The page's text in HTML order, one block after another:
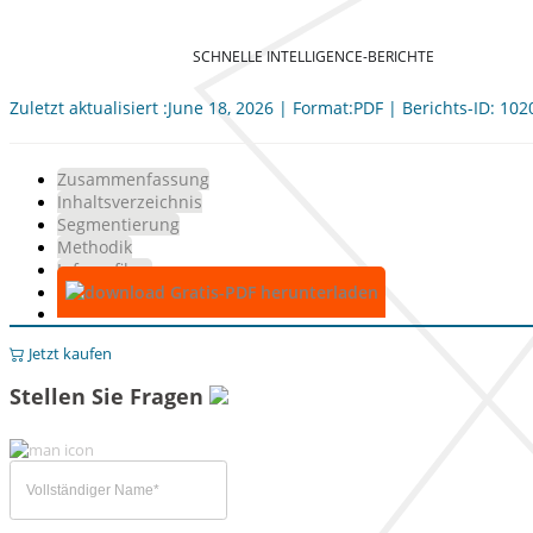
SCHNELLE INTELLIGENCE-BERICHTE
Zuletzt aktualisiert :June 18, 2026 | Format:PDF | Berichts-ID:
Zusammenfassung
Inhaltsverzeichnis
Segmentierung
Methodik
Infografiken
Gratis-PDF herunterladen
Jetzt kaufen
Stellen Sie Fragen